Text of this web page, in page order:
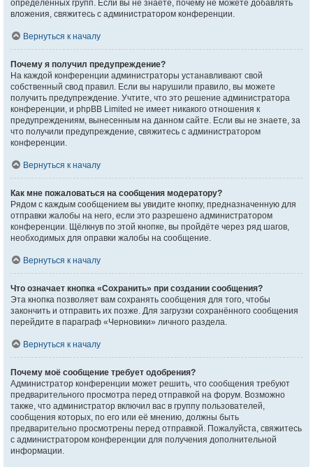
определённых групп. Если вы не знаете, почему не можете добавлять
вложения, свяжитесь с администратором конференции.
Вернуться к началу
Почему я получил предупреждение?
На каждой конференции администраторы устанавливают свой
собственный свод правил. Если вы нарушили правило, вы можете
получить предупреждение. Учтите, что это решение администратора
конференции, и phpBB Limited не имеет никакого отношения к
предупреждениям, вынесенным на данном сайте. Если вы не знаете, за
что получили предупреждение, свяжитесь с администратором
конференции.
Вернуться к началу
Как мне пожаловаться на сообщения модератору?
Рядом с каждым сообщением вы увидите кнопку, предназначенную для
отправки жалобы на него, если это разрешено администратором
конференции. Щёлкнув по этой кнопке, вы пройдёте через ряд шагов,
необходимых для оправки жалобы на сообщение.
Вернуться к началу
Что означает кнопка «Сохранить» при создании сообщения?
Эта кнопка позволяет вам сохранять сообщения для того, чтобы
закончить и отправить их позже. Для загрузки сохранённого сообщения
перейдите в параграф «Черновики» личного раздела.
Вернуться к началу
Почему моё сообщение требует одобрения?
Администратор конференции может решить, что сообщения требуют
предварительного просмотра перед отправкой на форум. Возможно
также, что администратор включил вас в группу пользователей,
сообщения которых, по его или её мнению, должны быть
предварительно просмотрены перед отправкой. Пожалуйста, свяжитесь
с администратором конференции для получения дополнительной
информации.